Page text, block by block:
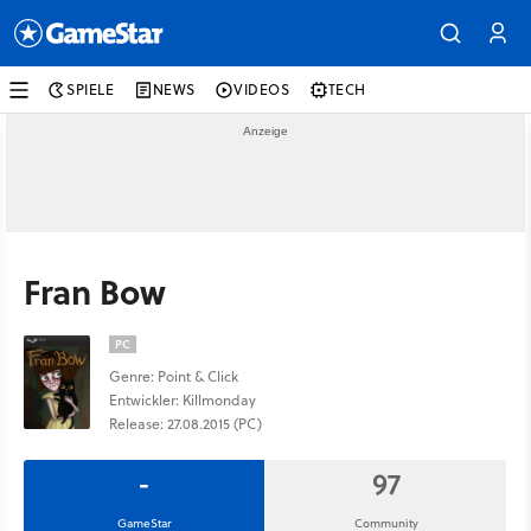
SPIELE NEWS VIDEOS TECH
Fran Bow
PC
Genre: Point & Click
Entwickler: Killmonday
Release: 27.08.2015 (PC)
-
GameStar
97
Community